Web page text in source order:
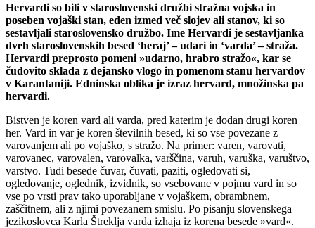
Hervardi so bili v staroslovenski družbi stražna vojska in
poseben vojaški stan, eden izmed več slojev ali stanov, ki so
sestavljali staroslovensko družbo. Ime Hervardi je sestavljanka
dveh staroslovenskih besed ‘heraj’ – udari in ‘varda’ – straža.
Hervardi preprosto pomeni »udarno, hrabro stražo«, kar se
čudovito sklada z dejansko vlogo in pomenom stanu hervardov
v Karantaniji. Edninska oblika je izraz hervard, množinska pa
hervardi.
Bistven je koren vard ali varda, pred katerim je dodan drugi koren
her. Vard in var je koren številnih besed, ki so vse povezane z
varovanjem ali po vojaško, s stražo. Na primer: varen, varovati,
varovanec, varovalen, varovalka, varščina, varuh, varuška, varuštvo,
varstvo. Tudi besede čuvar, čuvati, paziti, ogledovati si,
ogledovanje, oglednik, izvidnik, so vsebovane v pojmu vard in so
vse po vrsti prav tako uporabljane v vojaškem, obrambnem,
zaščitnem, ali z njimi povezanem smislu. Po pisanju slovenskega
jezikoslovca Karla Štreklja varda izhaja iz korena besede »vard«.